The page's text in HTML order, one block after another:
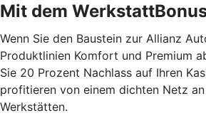
Mit dem
Wenn Sie den Baustein zur Allianz
Produktlinien Komfort und Premium
Sie 20 Prozent Nachlass auf Ihren
profitieren von einem dichten Netz
Werkstätten.